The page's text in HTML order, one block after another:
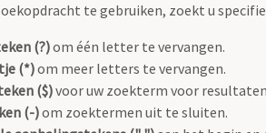
te gebruiken, zoekt u
(?)om één letter te vervangen.
(*)om meer letters te vervangen.
($)voor uw zoekterm voor
(-)om zoektermen uit te sluiten.